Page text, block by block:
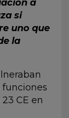
a
si
uno que
la
CE en